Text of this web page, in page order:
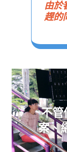
由於
趕的
不管
案、